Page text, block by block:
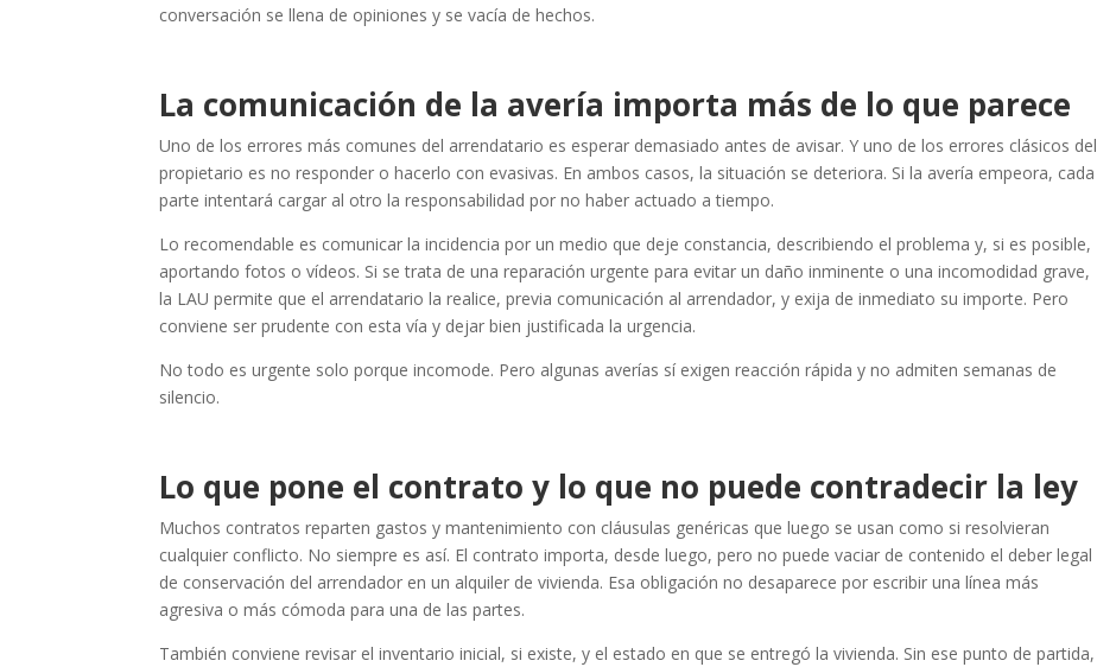
conversación se llena de opiniones y se vacía de hechos.
La comunicación de la avería importa más de lo que parece
Uno de los errores más comunes del arrendatario es esperar demasiado antes de avisar. Y uno de los errores clásicos del
propietario es no responder o hacerlo con evasivas. En ambos casos, la situación se deteriora. Si la avería empeora, cada
parte intentará cargar al otro la responsabilidad por no haber actuado a tiempo.
Lo recomendable es comunicar la incidencia por un medio que deje constancia, describiendo el problema y, si es posible,
aportando fotos o vídeos. Si se trata de una reparación urgente para evitar un daño inminente o una incomodidad grave,
la LAU permite que el arrendatario la realice, previa comunicación al arrendador, y exija de inmediato su importe. Pero
conviene ser prudente con esta vía y dejar bien justificada la urgencia.
No todo es urgente solo porque incomode. Pero algunas averías sí exigen reacción rápida y no admiten semanas de
silencio.
Lo que pone el contrato y lo que no puede contradecir la ley
Muchos contratos reparten gastos y mantenimiento con cláusulas genéricas que luego se usan como si resolvieran
cualquier conflicto. No siempre es así. El contrato importa, desde luego, pero no puede vaciar de contenido el deber legal
de conservación del arrendador en un alquiler de vivienda. Esa obligación no desaparece por escribir una línea más
agresiva o más cómoda para una de las partes.
También conviene revisar el inventario inicial, si existe, y el estado en que se entregó la vivienda. Sin ese punto de partida,